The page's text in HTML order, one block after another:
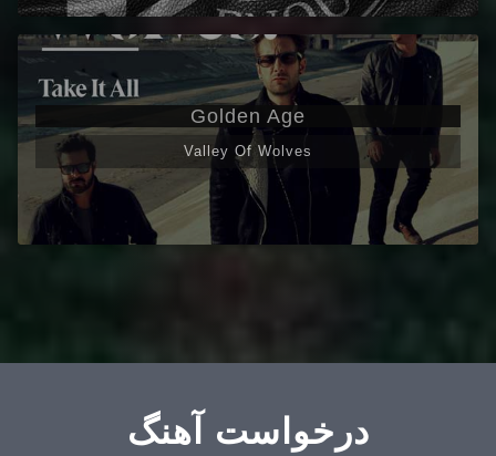
Golden Age
Valley Of Wolves
درخواست آهنگ